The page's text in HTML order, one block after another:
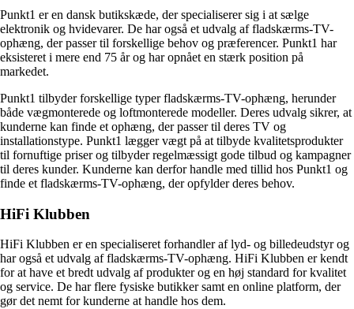
Punkt1 er en dansk butikskæde, der specialiserer sig i at sælge
elektronik og hvidevarer. De har også et udvalg af fladskærms-TV-
ophæng, der passer til forskellige behov og præferencer. Punkt1 har
eksisteret i mere end 75 år og har opnået en stærk position på
markedet.
Punkt1 tilbyder forskellige typer fladskærms-TV-ophæng, herunder
både vægmonterede og loftmonterede modeller. Deres udvalg sikrer, at
kunderne kan finde et ophæng, der passer til deres TV og
installationstype. Punkt1 lægger vægt på at tilbyde kvalitetsprodukter
til fornuftige priser og tilbyder regelmæssigt gode tilbud og kampagner
til deres kunder. Kunderne kan derfor handle med tillid hos Punkt1 og
finde et fladskærms-TV-ophæng, der opfylder deres behov.
HiFi Klubben
HiFi Klubben er en specialiseret forhandler af lyd- og billedeudstyr og
har også et udvalg af fladskærms-TV-ophæng. HiFi Klubben er kendt
for at have et bredt udvalg af produkter og en høj standard for kvalitet
og service. De har flere fysiske butikker samt en online platform, der
gør det nemt for kunderne at handle hos dem.